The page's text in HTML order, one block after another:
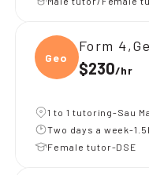
Geogr
Form
$230/hr
1 to 1 tutoring-Sau
Two days a week-
Female tutor-DSE